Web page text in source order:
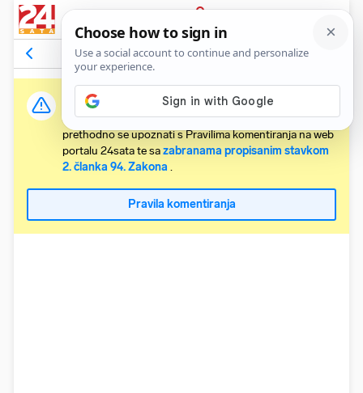
PRIJAVA
Komentari187 Relevantni
Važna obavijest:
Svaki korisnik koji želi komentirati članke obvezan je
prethodno se upoznati s Pravilima komentiranja na web
portalu 24sata te sazabranama propisanim stavkom
2. članka 94. Zakona .
Pravila komentiranja